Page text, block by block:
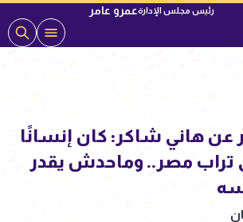
رئيس مجلس الإدارةعمرو عامر
هاني شاكر: كان إنسانًا
تراب مصر.. وماحدش يقدر